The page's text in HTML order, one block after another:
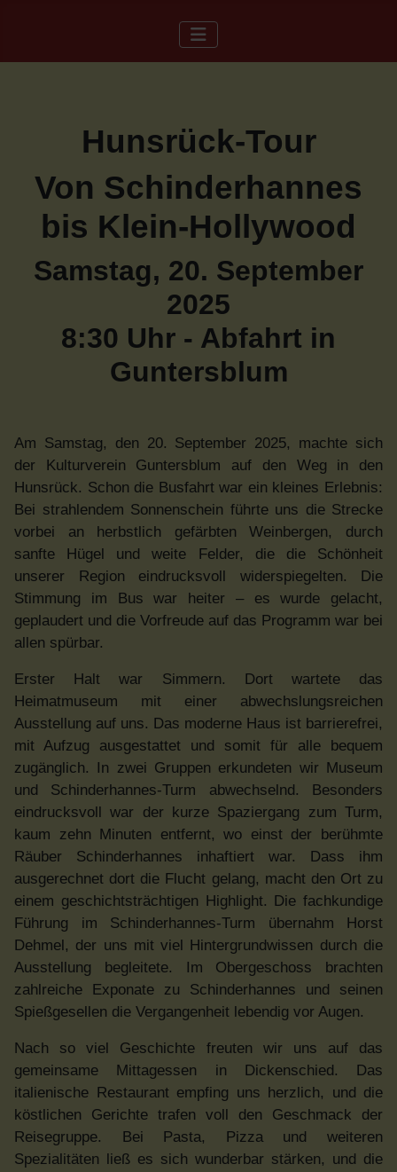
Hunsrück-Tour
Von Schinderhannes
bis Klein-Hollywood
Samstag, 20. September
2025
8:30 Uhr - Abfahrt in
Guntersblum
Am Samstag, den 20. September 2025, machte sich
der Kulturverein Guntersblum auf den Weg in den
Hunsrück. Schon die Busfahrt war ein kleines Erlebnis:
Bei strahlendem Sonnenschein führte uns die Strecke
vorbei an herbstlich gefärbten Weinbergen, durch
sanfte Hügel und weite Felder, die die Schönheit
unserer Region eindrucksvoll widerspiegelten. Die
Stimmung im Bus war heiter – es wurde gelacht,
geplaudert und die Vorfreude auf das Programm war bei
allen spürbar.
Erster Halt war Simmern. Dort wartete das
Heimatmuseum mit einer abwechslungsreichen
Ausstellung auf uns. Das moderne Haus ist barrierefrei,
mit Aufzug ausgestattet und somit für alle bequem
zugänglich. In zwei Gruppen erkundeten wir Museum
und Schinderhannes-Turm abwechselnd. Besonders
eindrucksvoll war der kurze Spaziergang zum Turm,
kaum zehn Minuten entfernt, wo einst der berühmte
Räuber Schinderhannes inhaftiert war. Dass ihm
ausgerechnet dort die Flucht gelang, macht den Ort zu
einem geschichtsträchtigen Highlight. Die fachkundige
Führung im Schinderhannes-Turm übernahm Horst
Dehmel, der uns mit viel Hintergrundwissen durch die
Ausstellung begleitete. Im Obergeschoss brachten
zahlreiche Exponate zu Schinderhannes und seinen
Spießgesellen die Vergangenheit lebendig vor Augen.
Nach so viel Geschichte freuten wir uns auf das
gemeinsame Mittagessen in Dickenschied. Das
italienische Restaurant empfing uns herzlich, und die
köstlichen Gerichte trafen voll den Geschmack der
Reisegruppe. Bei Pasta, Pizza und weiteren
Spezialitäten ließ es sich wunderbar stärken, und die